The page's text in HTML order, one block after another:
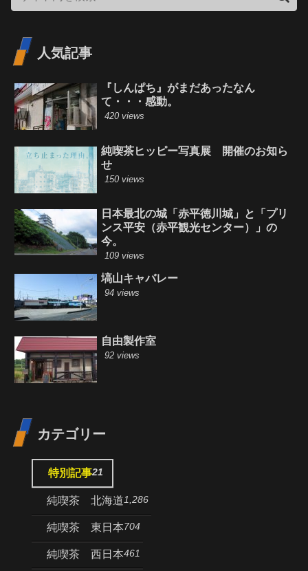
人気記事
『しんぱち』がまだあったなん
て・・・感動。
420 views
純喫茶ヒッピー写真展 開催のお知ら
せ
150 views
日本最北の城「赤平徳川城」と「プリ
ンス平安（赤平観光センター）」の
今。
109 views
塙山キャバレー
94 views
自由製作室
92 views
カテゴリー
特別記事21
純喫茶 北海道1,286
純喫茶 東日本704
純喫茶 西日本461